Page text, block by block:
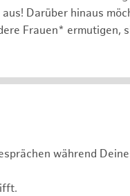
Darüber hinaus
Frauen* ermutigen,
während